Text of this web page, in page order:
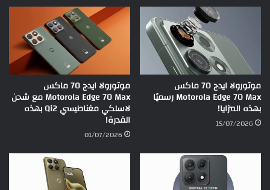
موتورولا ايدج 70 ماكس
Motorola Edge 70 Max رسميًا
بهذه المزايا!
15/07/2026
موتورولا ايدج 70 ماكس
Motorola Edge 70 Max مع شحن
لاسلكي مغناطيسي Qi2 بهذه
القدرة!
01/07/2026